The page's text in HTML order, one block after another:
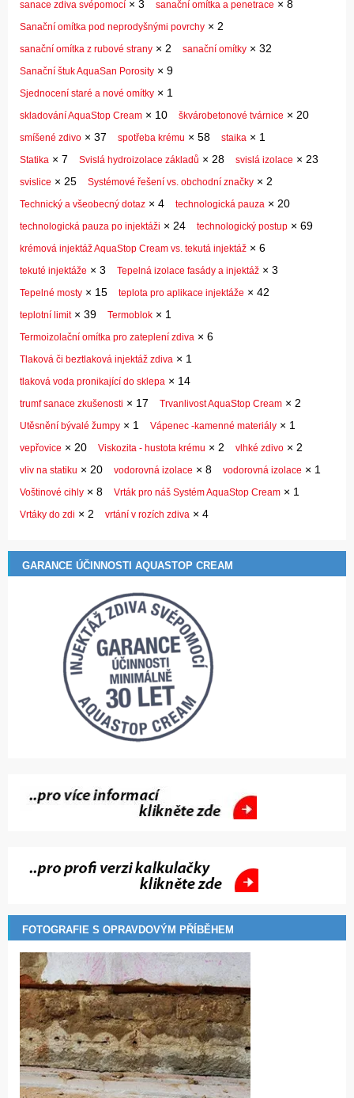
sanace zdiva svépomocí × 3 sanační omítka a penetrace × 8
Sanační omítka pod neprodyšnými povrchy × 2
sanační omítka z rubové strany × 2 sanační omítky × 32
Sanační štuk AquaSan Porosity × 9
Sjednocení staré a nové omítky × 1
skladování AquaStop Cream × 10 škvárobetonové tvárnice × 20
smíšené zdivo × 37 spotřeba krému × 58 staika × 1
Statika × 7 Svislá hydroizolace základů × 28 svislá izolace × 23
svislice × 25 Systémové řešení vs. obchodní značky × 2
Technický a všeobecný dotaz × 4 technologická pauza × 20
technologická pauza po injektáži × 24 technologický postup × 69
krémová injektáž AquaStop Cream vs. tekutá injektáž × 6
tekuté injektáže × 3 Tepelná izolace fasády a injektáž × 3
Tepelné mosty × 15 teplota pro aplikace injektáže × 42
teplotní limit× 39 Termoblok × 1
Termoizolační omítka pro zateplení zdiva × 6
Tlaková či beztlaková injektáž zdiva × 1
tlaková voda pronikající do sklepa × 14
trumf sanace zkušenosti × 17 Trvanlivost AquaStop Cream × 2
Utěsnění bývalé žumpy × 1 Vápenec -kamenné materiály × 1
vepřovice × 20 Viskozita - hustota krému × 2 vlhké zdivo × 2
vliv na statiku × 20 vodorovná izolace × 8 vodorovná izolace × 1
Voštinové cihly × 8 Vrták pro náš Systém AquaStop Cream × 1
Vrtáky do zdi × 2 vrtání v rozích zdiva × 4
GARANCE ÚČINNOSTI AQUASTOP CREAM
FOTOGRAFIE S OPRAVDOVÝM PŘÍBĚHEM